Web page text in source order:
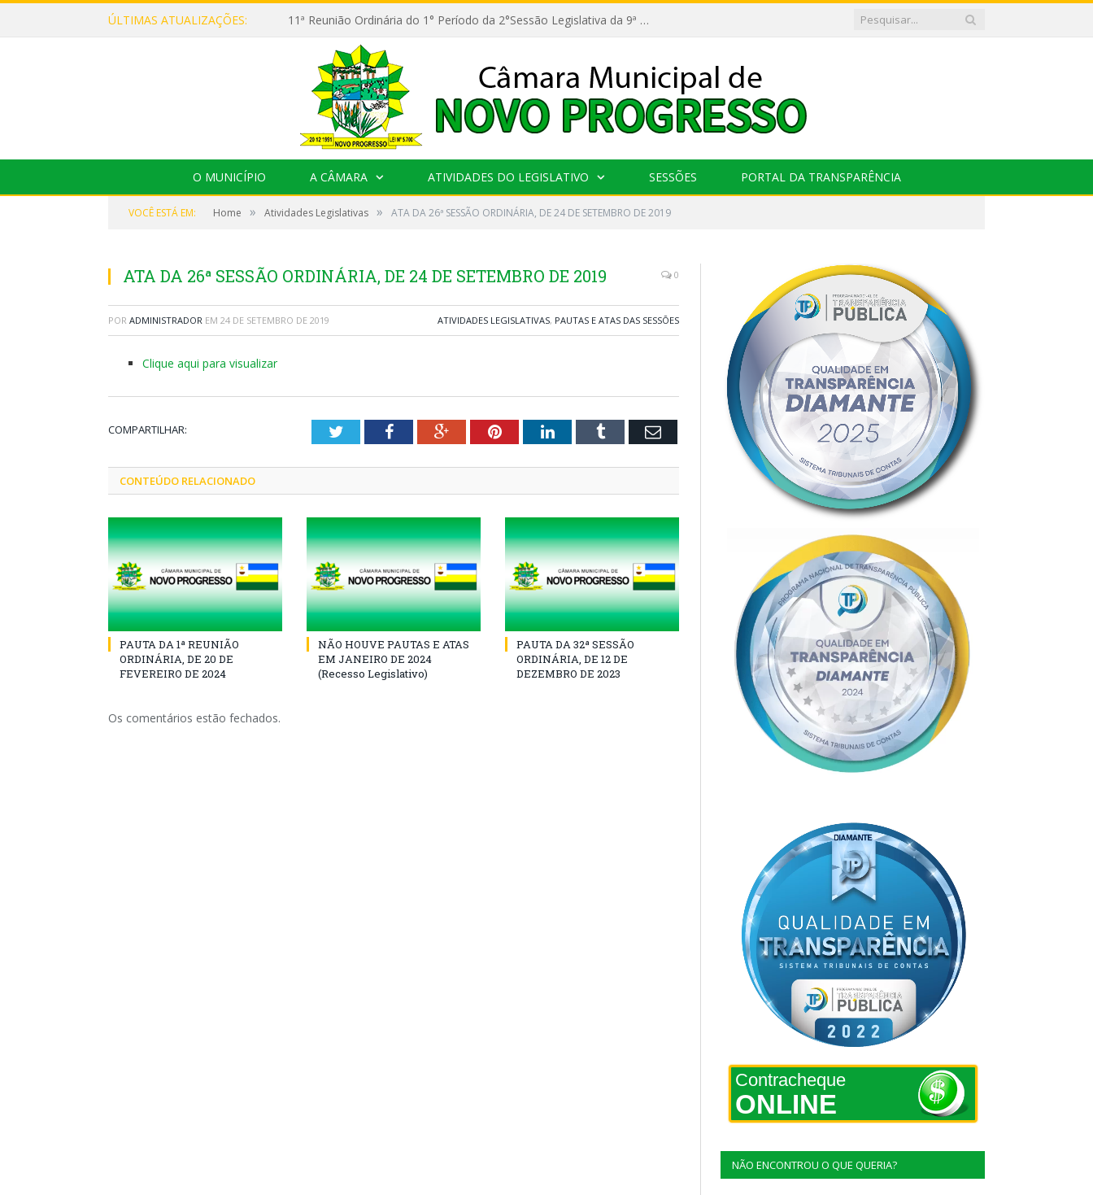
ÚLTIMAS ATUALIZAÇÕES: 11ª Reunião Ordinária do 1° Período da 2°Sessão Legislativa da 9ª Legislatura do Poder Legislativo
O MUNICÍPIO A CÂMARA ATIVIDADES DO LEGISLATIVO SESSÕES PORTAL DA TRANSPARÊNCIA
VOCÊ ESTÁ EM: Home » Atividades Legislativas » ATA DA 26ª SESSÃO ORDINÁRIA, DE 24 DE SETEMBRO DE 2019
ATA DA 26ª SESSÃO ORDINÁRIA, DE 24 DE SETEMBRO DE 2019 0
POR ADMINISTRADOR EM 24 DE SETEMBRO DE 2019 ATIVIDADES LEGISLATIVAS, PAUTAS E ATAS DAS SESSÕES
Clique aqui para visualizar
COMPARTILHAR: TwitterFacebookGoogle+PinterestLinkedInTumblr Email
CONTEÚDO RELACIONADO
PAUTA DA 1ª REUNIÃO
ORDINÁRIA, DE 20 DE
FEVEREIRO DE 2024
NÃO HOUVE PAUTAS E ATAS
EM JANEIRO DE 2024
(Recesso Legislativo)
PAUTA DA 32ª SESSÃO
ORDINÁRIA, DE 12 DE
DEZEMBRO DE 2023
Os comentários estão fechados.
Contracheque
ONLINE
NÃO ENCONTROU O QUE QUERIA?